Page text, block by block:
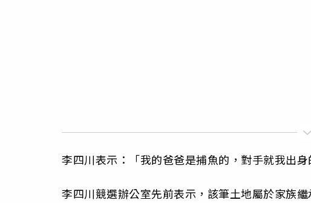
李四川表示：「我的爸爸是捕魚的，對手就我出
李四川競選辦公室先前表示，該筆土地屬於家族